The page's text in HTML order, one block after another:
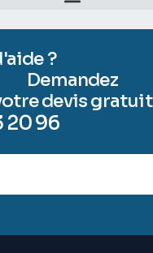
?
Demandez
devis gratuit
20 96